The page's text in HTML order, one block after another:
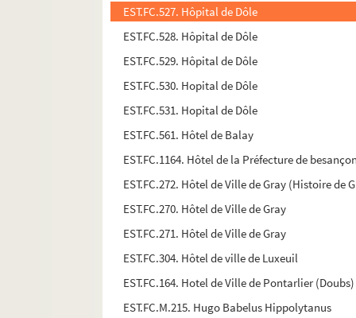
EST.FC.527. Hôpital de Dôle
EST.FC.528. Hôpital de Dôle
EST.FC.529. Hôpital de Dôle
EST.FC.530. Hopital de Dôle
EST.FC.531. Hopital de Dôle
EST.FC.561. Hôtel de Balay
EST.FC.1164. Hôtel de la Préfecture de
EST.FC.272. Hôtel de Ville de Gray (Histoire
EST.FC.270. Hôtel de Ville de Gray
EST.FC.271. Hôtel de Ville de Gray
EST.FC.304. Hôtel de ville de Luxeuil
EST.FC.164. Hotel de Ville de Pontarlier (Doubs)
EST.FC.M.215. Hugo Babelus Hippolytanus